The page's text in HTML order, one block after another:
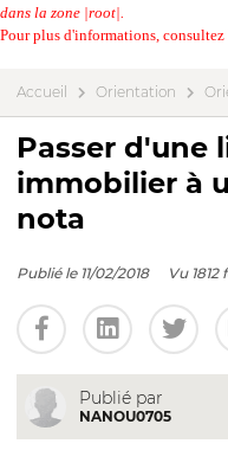
dans la zone |root|.
Pour plus d'informations, consultez
Accueil Orientation
Passer d'une
immobilier à
nota
Publié le 11/02/2018 Vu 1812
Publié par
NANOU0705